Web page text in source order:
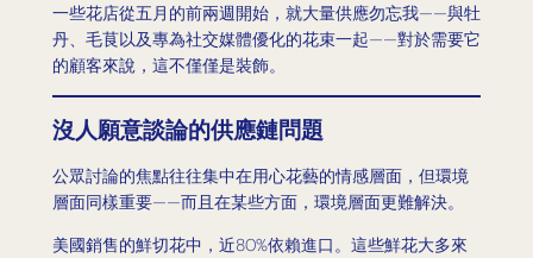
一些花店從五月的前兩週開始，就大量供應勿忘我——與牡
丹、毛茛以及專為社交媒體優化的花束一起——對於需要它
的顧客來說，這不僅僅是裝飾。
沒人願意談論的供應鏈問題
公眾討論的焦點往往集中在用心花藝的情感層面，但環境
層面同樣重要——而且在某些方面，環境層面更難解決。
美國銷售的鮮切花中，近80%依賴進口。這些鮮花大多來